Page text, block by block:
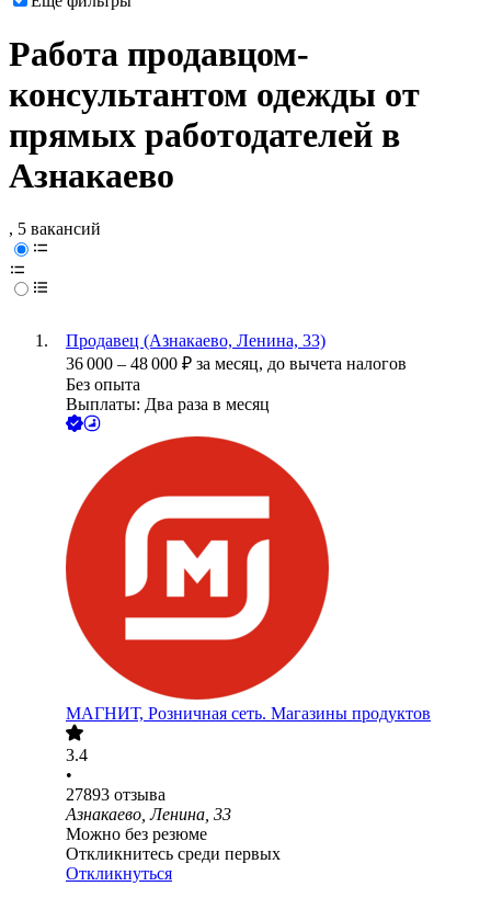
Работа продавцом-
консультантом одежды от
прямых работодателей в
Азнакаево
, 5 вакансий
Продавец (Азнакаево, Ленина, 33)
36 000 – 48 000 ₽ за месяц, до вычета налогов
Без опыта
Выплаты: Два раза в месяц
МАГНИТ, Розничная сеть. Магазины продуктов
3.4
•
27893 отзыва
Азнакаево, Ленина, 33
Можно без резюме
Откликнитесь среди первых
Откликнуться